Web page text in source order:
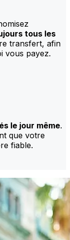
tous les
transfert, afin
vous payez.
le jour même.
que votre
fiable.